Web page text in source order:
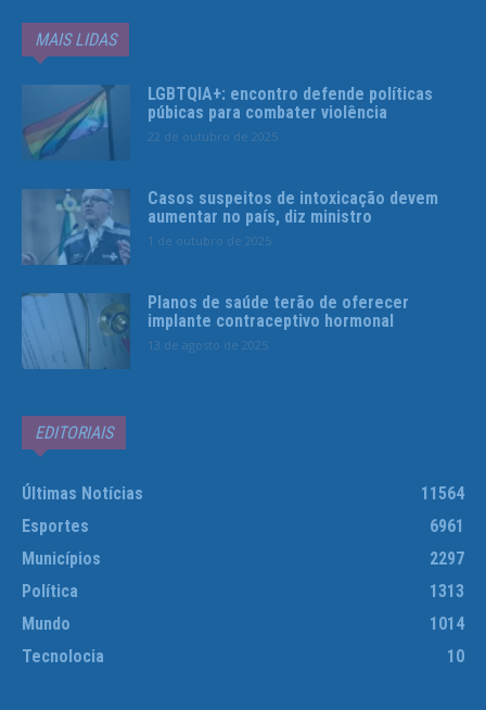
MAIS LIDAS
LGBTQIA+: encontro defende políticas
púbicas para combater violência
22 de outubro de 2025
Casos suspeitos de intoxicação devem
aumentar no país, diz ministro
1 de outubro de 2025
Planos de saúde terão de oferecer
implante contraceptivo hormonal
13 de agosto de 2025
EDITORIAIS
Últimas Notícias
11564
Esportes
6961
Municípios
2297
Política
1313
Mundo
1014
Tecnolocia
10